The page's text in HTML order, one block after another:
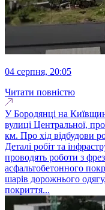
04 серпня, 20:05
Читати повністю
У Бородянці на
вулиці Центральної,
км. Про хід відбудови
Деталі робіт та
проводять роботи з
асфальтобетонного
шарів дорожнього
покриття...